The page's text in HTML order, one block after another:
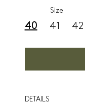
Size
40 41 42
DETAILS